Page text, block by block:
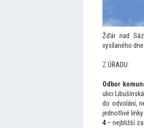
Žďár nad
vysílaného
Z ÚŘADU:
Odbor
ulici
do odvolání,
jednotlivé
4 – nejbližší